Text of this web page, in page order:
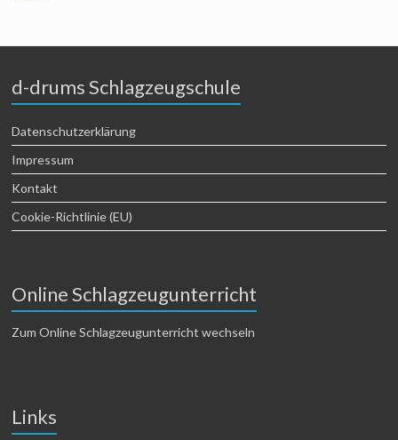
d-drums Schlagzeugschule
Datenschutzerklärung
Impressum
Kontakt
Cookie-Richtlinie (EU)
Online Schlagzeugunterricht
Zum Online Schlagzeugunterricht wechseln
Links